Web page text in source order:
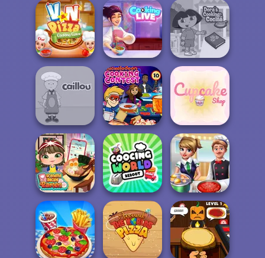
Biryani Recipes
Blonde Sofia:
Tteokbokki Fever
French Fry Frenzy
V And N Pizza
Cooking Game
Cooking Live: Be
a Chef&Cook
Dora Cooking in
la Cucina
Caillou Chef
Nickelodeon
Cooking Contest
Cupcake Shop
Grandma Recipe
Ramen
Cooking World
Reborn
Cooking Frenzy